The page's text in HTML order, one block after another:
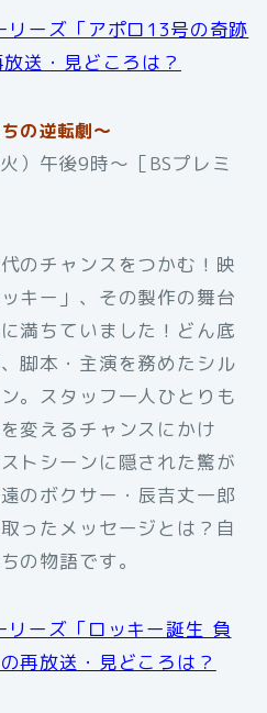
リーズ「アポロ13号の奇跡
送・見どころは？
の逆転劇～
午後9時〜［BSプレミ
のチャンスをつかむ！映
キー」、その製作の舞台
満ちていました！どん底
脚本・主演を務めたシル
。スタッフ一人ひとりも
変えるチャンスにかけ
トシーンに隠された驚が
のボクサー・辰吉丈一郎
ったメッセージとは？自
の物語です。
リーズ「ロッキー誕生 負
再放送・見どころは？